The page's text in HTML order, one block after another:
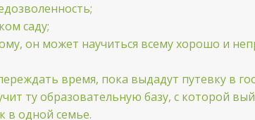
саду;
он может научиться всему хорошо и
время, пока выдадут путевку в
ту образовательную базу, с которой
в одной семье.